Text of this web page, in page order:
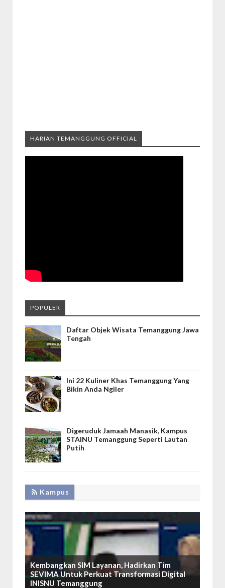
HARIAN TEMANGGUNG OFFICIAL
POPULER
Daftar Objek Wisata Temanggung Jawa
Tengah
Ini 22 Kuliner Khas Temanggung Yang
Bikin Anda Ngiler
Digeruduk Jamaah Manasik, Kampus
STAINU Temanggung Seperti Lautan
Putih
Kampus
Kembangkan SIM Layanan, Hadirkan Tim
SEVIMA Untuk Perkuat Transformasi Digital
INISNU Temanggung